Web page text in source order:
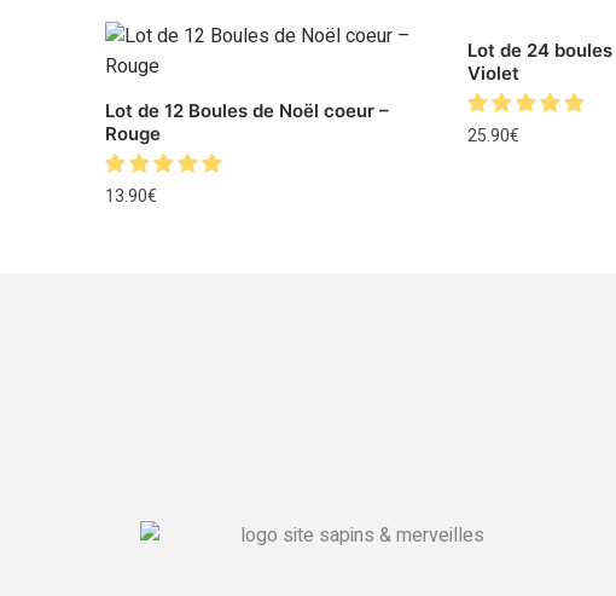
Lot de 12 Boules de Noël coeur –
Rouge
13.90€
Lot de 24
Violet
25.90€